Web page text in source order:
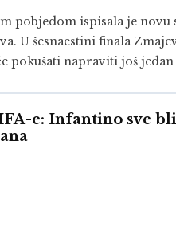
pobjedom ispisala je
U šesnaestini finala
pokušati napraviti još
e: Infantino sve